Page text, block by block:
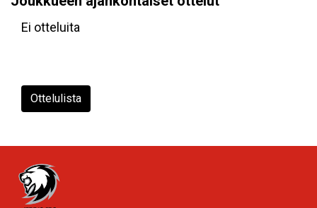
Ei otteluita
Ottelulista